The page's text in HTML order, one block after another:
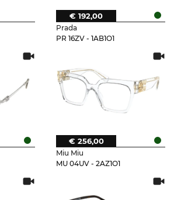
Prada
PR 16ZV - 1AB1O1
€ 192,00
Miu Miu
MU 04UV - 2AZ1O1
€ 256,00